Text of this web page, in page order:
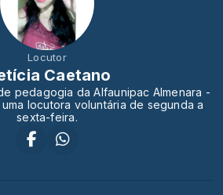
Locutor
Caetano
pedagogia da Alfaunipac Almenara -
uma locutora voluntária de segunda a
sexta-feira.